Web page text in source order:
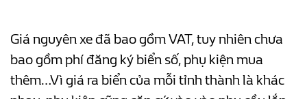
Giá nguyên xe đã bao gồm VAT, tuy nhiên chưa
bao gồm phí đăng ký biển số, phụ kiện mua
thêm…Vì giá ra biển của mỗi tỉnh thành là khác